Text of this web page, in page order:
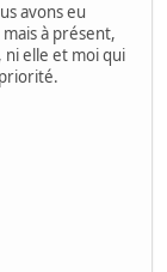
avons eu
à présent,
ni elle et moi qui